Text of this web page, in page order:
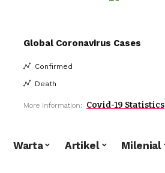
Global Coronavirus Cases
Confirmed
Death
More Information: Covid-19 Statistics
Warta Artikel Milenial